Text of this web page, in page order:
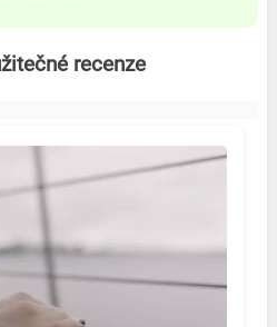
recenze